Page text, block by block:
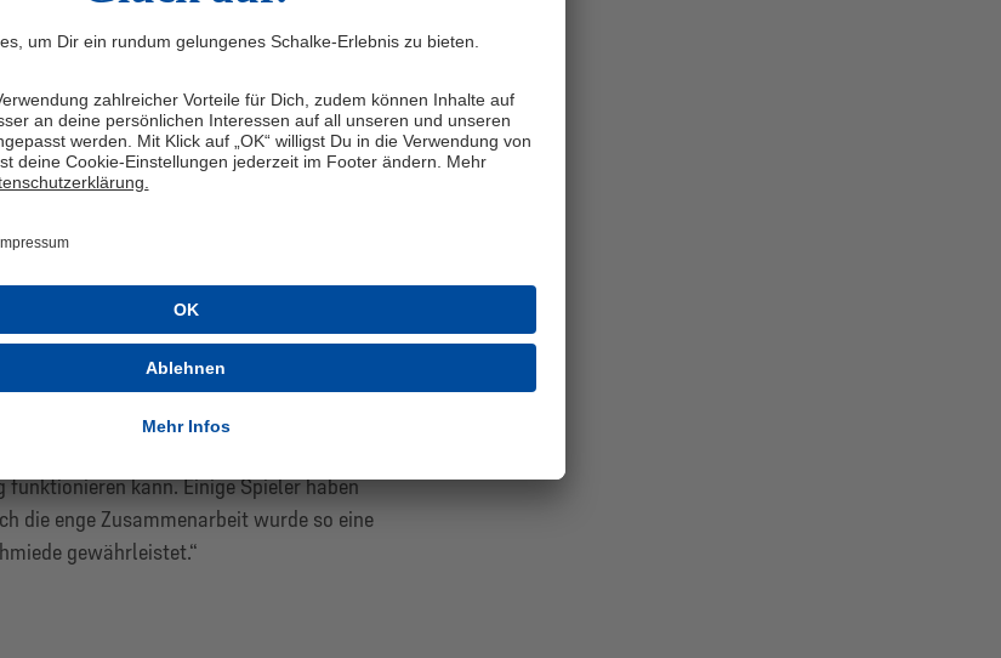
und Erfahrungen für seine weitere Karriere
der königsblauen U9 bis U16, über den
mit Mats Daniel die U15. Simon
die Mannschaft in die U16. „Willi ist im
viele Jahre in diesem Bereich
Lockerheit vermittelt“, erklärt Marcel
kommenden Saison die enge
Takyi im Fokus. Ziel ist es, die Spieler
Die vergangene Saison war ein
kann. Einige Spieler haben
die enge Zusammenarbeit wurde so eine
gewährleistet.“